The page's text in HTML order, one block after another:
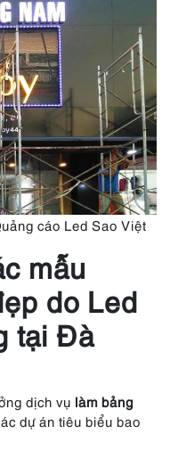
cáo Led Sao Việt
mẫu
do Led
tại Đà
dịch vụ làm bảng
dự án tiêu biểu bao